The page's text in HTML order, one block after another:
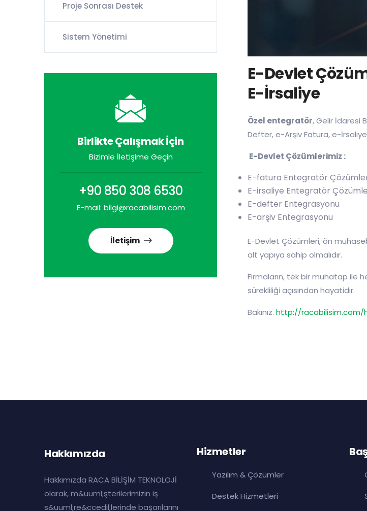
Proje Sonrası Destek
Sistem Yönetimi
Birlikte Çalışmak İçin
Bizimle İletişime Geçin
+90 850 308 6530
E-mail: bilgi@racabilisim.com
İletişim
E-Devlet
E-İrsaliye
Özel entegratör, Gelir İdaresi
Defter, e-Arşiv Fatura, e-İrsaliye
E-Devlet Çözümlerimiz :
E-fatura Entegratör
E-irsaliye Entegratör
E-defter Entegrasyonu
E-arşiv Entegrasyonu
E-Devlet Çözümleri, ön
alt yapıya sahip olmalıdır.
Firmaların, tek bir muhatap ile
sürekliliği açısından hayatidir.
Bakınız. http://
Hakkımızda
Hakkımızda RACA BİLİŞİM TEKNOLOJİ
olarak, m&uuml;şterilerimizin iş
s&uuml;re&ccedil;lerinde başarılarını
Hizmetler
Yazılım & Çözümler
Destek Hizmetleri